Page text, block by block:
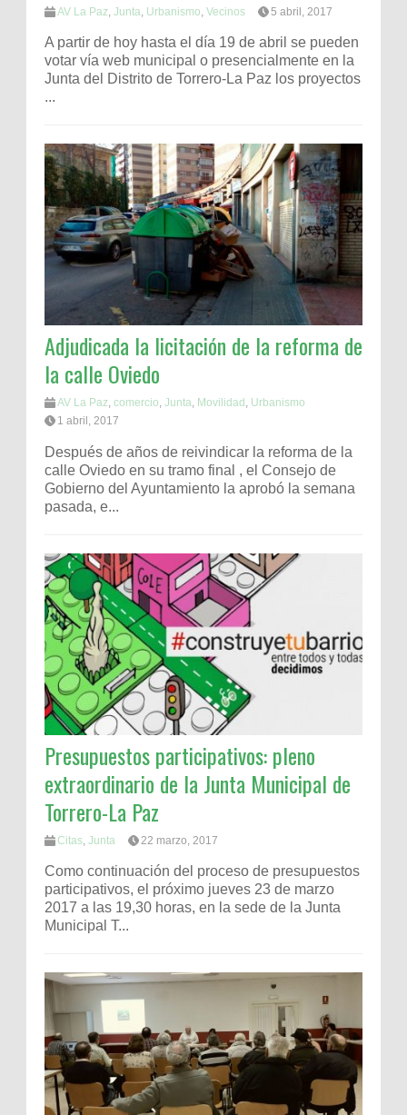
AV La Paz Junta Urbanismo Vecinos 5 abril, 2017
A partir de hoy hasta el día 19 de abril se pueden
votar vía web municipal o presencialmente en la
Junta del Distrito de Torrero-La Paz los proyectos
...
Adjudicada la licitación de la reforma de
la calle Oviedo
AV La Paz, comercio, Junta, Movilidad , Urbanismo
1 abril, 2017
Después de años de reivindicar la reforma de la
calle Oviedo en su tramo final , el Consejo de
Gobierno del Ayuntamiento la aprobó la semana
pasada, e...
Presupuestos participativos: pleno
extraordinario de la Junta Municipal de
Torrero-La Paz
Citas Junta 22 marzo, 2017
Como continuación del proceso de presupuestos
participativos, el próximo jueves 23 de marzo
2017 a las 19,30 horas, en la sede de la Junta
Municipal T...